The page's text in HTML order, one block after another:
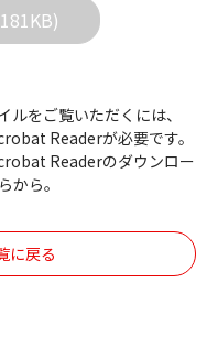
されることは可能
ることなく、以下
明書は、複製、賃
たは公衆送信可能
。
者に譲渡あるいは
ん。
ルをご覧いただくには、
Readerが必要です。
Readerのダウンロー
から。
に戻る